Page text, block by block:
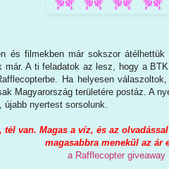
és filmekben már sokszor
már. A ti feladatok az lesz, hogy a
Ha helyesen
Magyarország területére postáz. A
nyertest sorsolunk.
van. Magas a víz, és az
magasabbra menekül az ár
a Rafflecopter giveaway